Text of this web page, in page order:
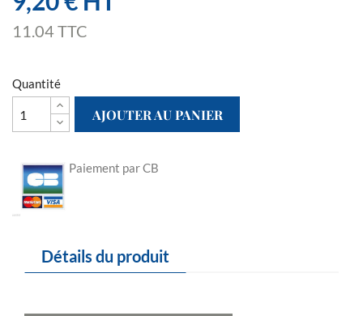
11.04 TTC
Quantité
AJOUTER AU PANIER
Paiement par CB
Détails du produit